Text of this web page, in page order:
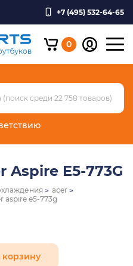
+7 (495) 532-64-65
0
Aspire E5-773G
acer
aspire e5-773g
корзину